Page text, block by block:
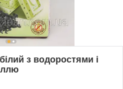
з водоростями і